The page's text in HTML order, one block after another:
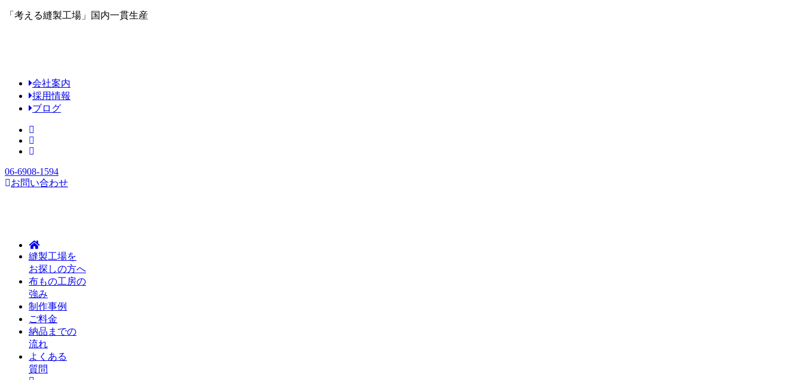
「考える縫製工場」国内一貫生産
会社案内
採用情報
ブログ
06-6908-1594
お問い合わせ
縫製工場を
お探しの方へ
布もの工房の
強み
制作事例
ご料金
納品までの
流れ
よくある
質問